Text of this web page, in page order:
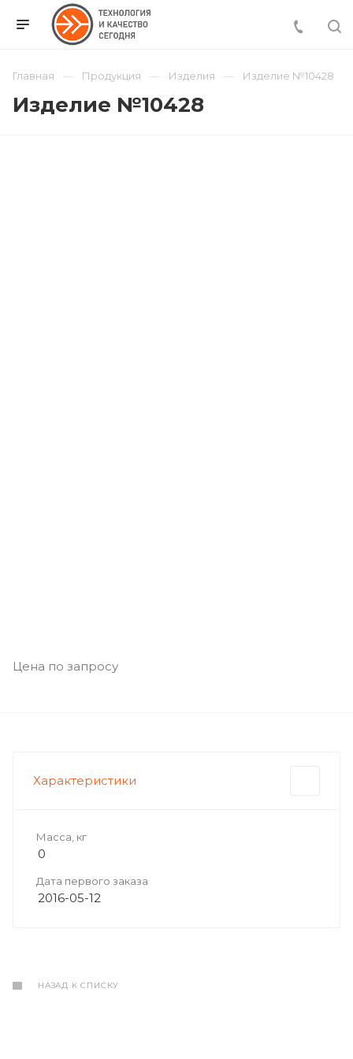
Главная Продукция Изделия Изделие №10428
Изделие №10428
Цена по запросу
Характеристики
Масса, кг
0
Дата первого заказа
2016-05-12
НАЗАД К СПИСКУ